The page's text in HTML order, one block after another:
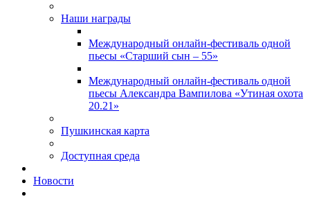
Наши награды
Международный онлайн-фестиваль одной
пьесы «Старший сын – 55»
Международный онлайн-фестиваль одной
пьесы Александра Вампилова «Утиная охота
20.21»
Пушкинская карта
Доступная среда
Новости